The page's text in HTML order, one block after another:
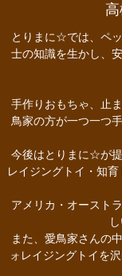
とりまに☆では、ペ
士の知識を生かし、
手作りおもちゃ、止
鳥家の方が一つ一つ
今後はとりまに☆が
レイジングトイ・知
アメリカ・オースト
また、愛鳥家さんの
ォレイジングトイを